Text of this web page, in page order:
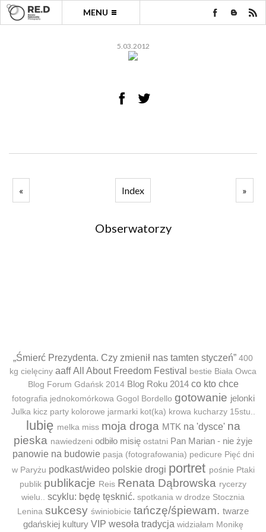
MENU
5.03.2012
« Index »
Obserwatorzy
„Śmierć Prezydenta. Czy zmienił nas tamten styczeń” 400
kg cielęciny aaff All About Freedom Festival bestie Biała Owca
Blog Forum Gdańsk 2014 Blog Roku 2014 co kto chce
fotografia jednokomórkowa Gogol Bordello gotowanie jelonki
Julka kicz party kolorowe jarmarki kot(ka) krowa kucharzy 15stu..
lubię melka miss moja droga MTK na 'dysce' na
pieska nawiedzeni odbiło misię ostatni Pan Marian - nie żyje
panowie na budowie pasja (fotografowania) pedicure Pięć dni
w Paryżu podkast/wideo polskie drogi portret pośnie Ptaki
publik publikacje Reis Renata Dąbrowska rycerzy
wielu.. scyklu: będę tęsknić. spotkania w drodze Stocznia
Lenina sukcesy świniobicie tańczę/śpiewam. twarze
gdańskiej kultury VIP wesoła tradycja widziałam Monikę